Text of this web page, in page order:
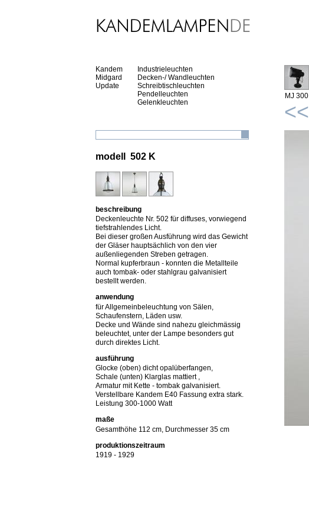
Kandem
Midgard
Update
Industrieleuchten
Decken-/ Wandleuchten
Schreibtischleuchten
Pendelleuchten
Gelenkleuchten
modell 502 K
beschreibung
Deckenleuchte Nr. 502 für diffuses, vorwiegend
tiefstrahlendes Licht.
Bei dieser großen Ausführung wird das Gewicht
der Gläser hauptsächlich von den vier
außenliegenden Streben getragen.
Normal kupferbraun - konnten die Metallteile
auch tombak- oder stahlgrau galvanisiert
bestellt werden.
anwendung
für Allgemeinbeleuchtung von Sälen,
Schaufenstern, Läden usw.
Decke und Wände sind nahezu gleichmässig
beleuchtet, unter der Lampe besonders gut
durch direktes Licht.
ausführung
Glocke (oben) dicht opalüberfangen,
Schale (unten) Klarglas mattiert ,
Armatur mit Kette - tombak galvanisiert.
Verstellbare Kandem E40 Fassung extra stark.
Leistung 300-1000 Watt
maße
Gesamthöhe 112 cm, Durchmesser 35 cm
produktionszeitraum
1919 - 1929
MJ 300
<<